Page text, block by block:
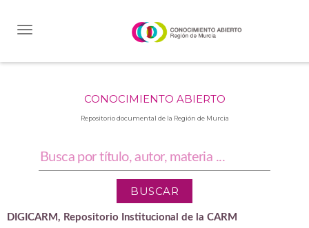
CONOCIMIENTO ABIERTO
Repositorio documental de la Región de Murcia
DIGICARM, Repositorio Institucional de la CARM